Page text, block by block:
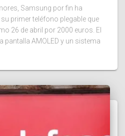
Samsung por fin ha
primer teléfono plegable que
26 de abril por 2000 euros. El
AMOLED y un sistema